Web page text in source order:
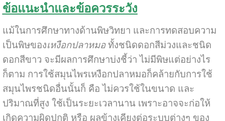
ข้อแนะนำและข้อควรระวัง
แม้ในการศึกษาทางด้านพิษวิทยา และการทดสอบความ
เป็นพิษของเหงือกปลาหมอทั้งชนิดดอกสีม่วงและชนิด
ดอกสีขาว จะมีผลการศึกษาบ่งชี้ว่า ไม่มีพิษแต่อย่างไร
ก็ตาม การใช้สมุนไพรเหงือกปลาหมอก็คล้ายกับการใช้
สมุนไพรชนิดอื่นนั้นก็ คือ ไม่ควรใช้ในขนาด และ
ปริมาณที่สูง ใช้เป็นระยะเวลานาน เพราะอาจจะก่อให้
เกิดความผิดปกติ หรือ ผลข้างเคียงต่อระบบต่างๆ ของ